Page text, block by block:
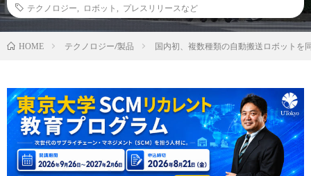
テクノロジー
ロボット プレスリリースなど
HOME テクノロジー/製品 国内初、複数種類の自動搬送ロボットを